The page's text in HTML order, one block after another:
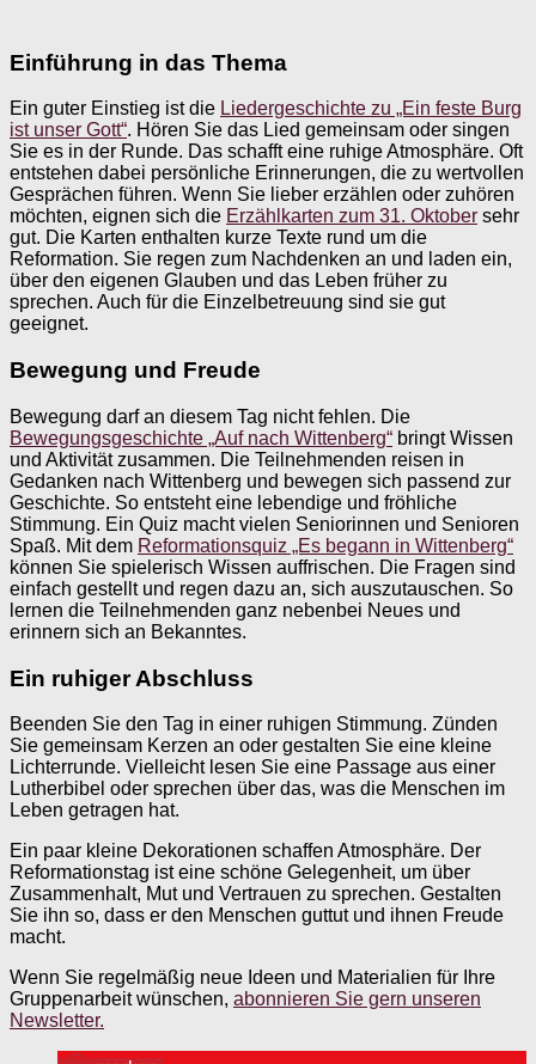
Einführung in das Thema
Ein guter Einstieg ist die Liedergeschichte zu „Ein feste Burg
ist unser Gott“. Hören Sie das Lied gemeinsam oder singen
Sie es in der Runde. Das schafft eine ruhige Atmosphäre. Oft
entstehen dabei persönliche Erinnerungen, die zu wertvollen
Gesprächen führen. Wenn Sie lieber erzählen oder zuhören
möchten, eignen sich die Erzählkarten zum 31. Oktober sehr
gut. Die Karten enthalten kurze Texte rund um die
Reformation. Sie regen zum Nachdenken an und laden ein,
über den eigenen Glauben und das Leben früher zu
sprechen. Auch für die Einzelbetreuung sind sie gut
geeignet.
Bewegung und Freude
Bewegung darf an diesem Tag nicht fehlen. Die
Bewegungsgeschichte „Auf nach Wittenberg“ bringt Wissen
und Aktivität zusammen. Die Teilnehmenden reisen in
Gedanken nach Wittenberg und bewegen sich passend zur
Geschichte. So entsteht eine lebendige und fröhliche
Stimmung. Ein Quiz macht vielen Seniorinnen und Senioren
Spaß. Mit dem Reformationsquiz „Es begann in Wittenberg“
können Sie spielerisch Wissen auffrischen. Die Fragen sind
einfach gestellt und regen dazu an, sich auszutauschen. So
lernen die Teilnehmenden ganz nebenbei Neues und
erinnern sich an Bekanntes.
Ein ruhiger Abschluss
Beenden Sie den Tag in einer ruhigen Stimmung. Zünden
Sie gemeinsam Kerzen an oder gestalten Sie eine kleine
Lichterrunde. Vielleicht lesen Sie eine Passage aus einer
Lutherbibel oder sprechen über das, was die Menschen im
Leben getragen hat.
Ein paar kleine Dekorationen schaffen Atmosphäre. Der
Reformationstag ist eine schöne Gelegenheit, um über
Zusammenhalt, Mut und Vertrauen zu sprechen. Gestalten
Sie ihn so, dass er den Menschen guttut und ihnen Freude
macht.
Wenn Sie regelmäßig neue Ideen und Materialien für Ihre
Gruppenarbeit wünschen, abonnieren Sie gern unseren
Newsletter.